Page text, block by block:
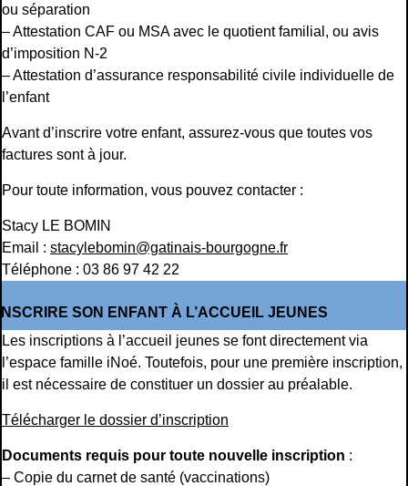
ou séparation
– Attestation CAF ou MSA avec le quotient familial, ou avis
d’imposition N-2
– Attestation d’assurance responsabilité civile individuelle de
l’enfant
Avant d’inscrire votre enfant, assurez-vous que toutes vos
factures sont à jour.
Pour toute information, vous pouvez contacter :
Stacy LE BOMIN
Email : stacylebomin@gatinais-bourgogne.fr
Téléphone : 03 86 97 42 22
SON ENFANT À L’ACCUEIL JEUNES
Les inscriptions à l’accueil jeunes se font directement via
l’espace famille iNoé. Toutefois, pour une première inscription,
il est nécessaire de constituer un dossier au préalable.
Télécharger le dossier d’inscription
Documents requis pour toute nouvelle inscription :
– Copie du carnet de santé (vaccinations)